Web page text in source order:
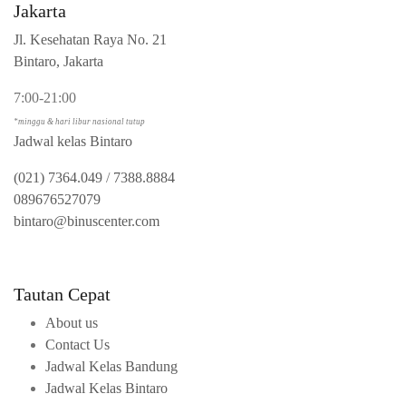
Jakarta
Jl. Kesehatan Raya No. 21
Bintaro, Jakarta
7:00-21:00
*minggu & hari libur nasional tutup
Jadwal kelas Bintaro
(021) 7364.049 / 7388.8884
089676527079
bintaro@binuscenter.com
Tautan Cepat
About us
Contact Us
Jadwal Kelas Bandung
Jadwal Kelas Bintaro